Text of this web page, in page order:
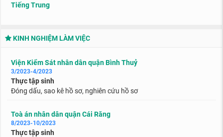
Tiếng Trung
KINH NGHIỆM LÀM VIỆC
Viện Kiểm Sát nhân dân quận Bình Thuỷ
3/2023-4/2023
Thực tập sinh
Đóng dấu, sao kê hồ sơ, nghiên cứu hồ sơ
Toà án nhân dân quận Cái Răng
8/2023-10/2023
Thực tập sinh